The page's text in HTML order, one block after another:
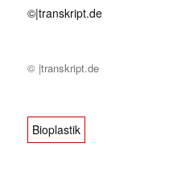
©|transkript.de
© |transkript.de
Bioplastik